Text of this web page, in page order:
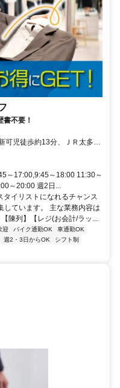
不要！
可児徒歩約13分、ＪＲ太多線
本線 日本ライン今渡犬山・
「新可児駅」より徒歩17分
～17:00,9:45～18:00 11:30～
～20:00 週2日...
イリストになれるチャンス
ています。 主な業務内容は
陳列】【レジ(お会計/ラッ...
迎 バイク通勤OK
車通勤OK
週2・3日からOK
シフト制